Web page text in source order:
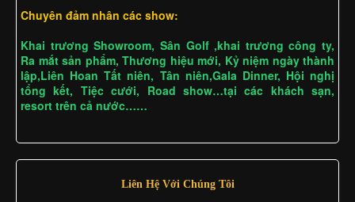
Chuyên đảm nhân các show:
Khai trương Showroom, Sân Golf ,khai trương công ty,
Ra mắt sản phẩm, Thương hiệu mới, Kỷ niệm ngày thành
lập,Liên Hoan Tất niên, Tân niên,Gala Dinner, Hội nghị
tổng kết, Tiệc cưới, Road show…tại các khách sạn,
resort trên cả nước……
Liên Hệ Với Chúng Tôi